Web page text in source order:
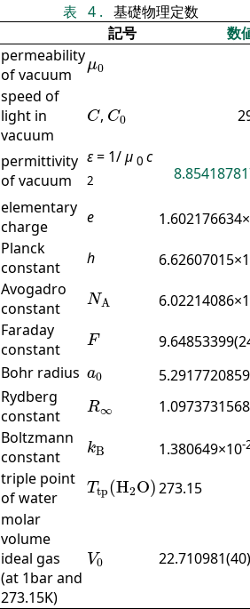
表 4 . 基礎物理定数
記号
数
permeability
of vacuum
μ0
μ0
speed of
light in
vacuum
C
C, C0
C0
permittivity
of vacuum
ε= 1/μ 0 c
2
elementary
charge
e
Planck
constant
h
Avogadro
constant
NA
NA
Faraday
constant
F
F
Bohr radius a0
a0
Rydberg
constant
R∞
R∞
Boltzmann
constant
kB
k 1.380649×10-
triple point
of water
Ttp(H2O)
Ttp(H 2O)273.15
molar
volume
ideal gas
(at 1bar and
273.15K)
V0
V0 22.710981(40)